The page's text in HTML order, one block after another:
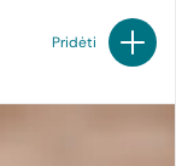
žmonėms. Kita
iš sojų pupelių.
Pridėti